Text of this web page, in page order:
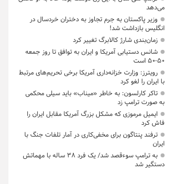
می‌دهد
وزیر پاکستان به جرم تجاوز به دختران خردسال در
انگلیس بازداشت شد!
زمان‌بندی شارژ کالابرگ تغییر کرد
شانس دستیابی آمریکا و ایران به توافق تا روز جمعه
۵۰-۵۰ است
رویترز: وزارت خزانه‌داری آمریکا برخی تحریم‌های مرتبط
با ایران را لغو کرد
تاکر کارلسون: به خاطر «میناب» باید سیلی محکمی
به صورت ترامپ زد
ایمیل مرموزی که مشکل بزرگ آمریکا مقابل ایران را
فاش کرد
ترفند پنتاگون برای مخفی‌کاری در آمار تلفات جنگ با
ایران
به ترامپ سوءقصد شد/ یک فرد ۳۸ ساله با مهماتش
دستگیر شد